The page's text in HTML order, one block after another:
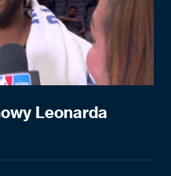
Leonarda